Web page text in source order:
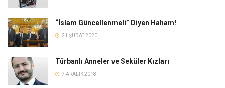
“İslam Güncellenmeli” Diyen Haham!
21 ŞUBAT 2020
Türbanlı Anneler ve Seküler Kızları
7 ARALIK 2018